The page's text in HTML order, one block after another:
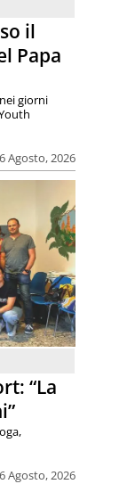
il
Papa
Agosto, 2026
giorni
“La
Agosto, 2026